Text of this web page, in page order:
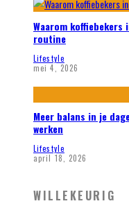
Waarom
routine
Lifestyle
mei 4, 2026
Meer balans in je
werken
Lifestyle
april 18, 2026
WILLEKEURIG